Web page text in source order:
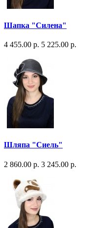
Шапка "Силена"
4 455.00 р. 5 225.00 р.
Шляпа "Сиель"
2 860.00 р. 3 245.00 р.